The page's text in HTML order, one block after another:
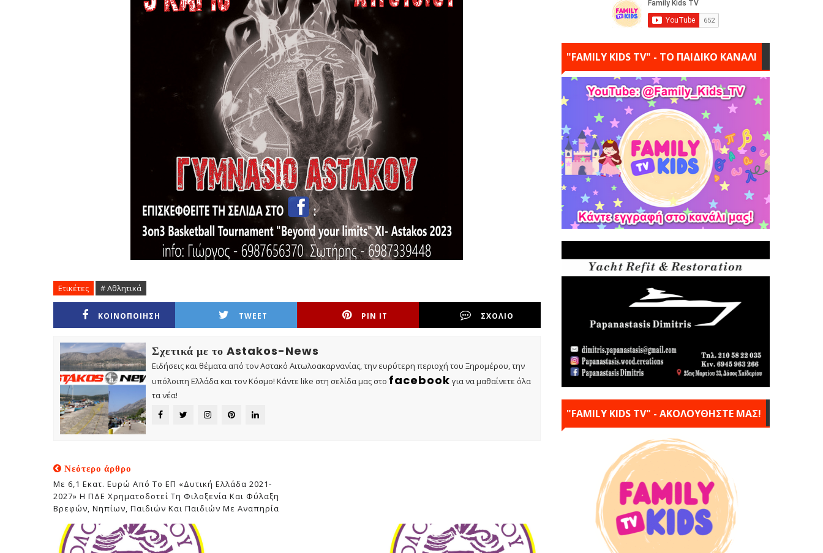
Ετικέτες # Αθλητικά
ΚΟΙΝΟΠΟΙΗΣΗ TWEET PIN IT ΣΧΟΛΙΟ
Σχετικά με το Astakos-News
Ειδήσεις και θέματα από τον Αστακό Αιτωλοακαρνανίας, την ευρύτερη περιοχή του Ξηρομέρου, την
υπόλοιπη Ελλάδα και τον Κόσμο! Κάντε like στη σελίδα μας στο facebook για να μαθαίνετε όλα
τα νέα!
Νεότερο άρθρο
Με 6,1 Εκατ. Ευρώ Από Το ΕΠ «Δυτική Ελλάδα 2021-
2027» Η ΠΔΕ Χρηματοδοτεί Τη Φιλοξενία Και Φύλαξη
Βρεφών, Νηπίων, Παιδιών Και Παιδιών Με Αναπηρία
"FAMILY KIDS TV" - ΤΟ ΠΑΙΔΙΚΟ ΚΑΝΑΛΙ
"FAMILY KIDS TV" - ΑΚΟΛΟΥΘΗΣΤΕ ΜΑΣ!